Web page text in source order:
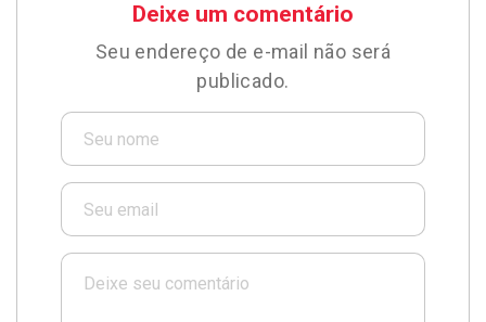
Deixe um comentário
Seu endereço de e-mail não será
publicado.